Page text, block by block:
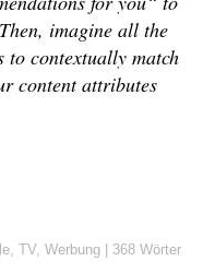
imagine all the
to contextually match
content attributes
, TV, Werbung 368 Wörter